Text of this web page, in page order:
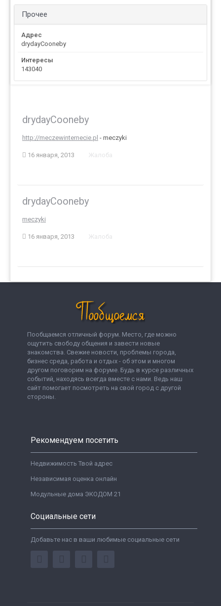
Прочее
Адрес
drydayCooneby
Интересы
143040
drydayCooneby
http://meczewinternecie.pl - meczyki
16 января, 2013 Жалоба
drydayCooneby
meczyki
16 января, 2013 Жалоба
Пообщаемся отличный форум. Место, где можно
ощутить свободу общения и завести новые
знакомства. Свежие новости, проблемы города,
бизнес среда, работа и отдых - об этом и многом
другом поговорим на форуме. Будь в курсе различных
событий, находясь всегда вместе с нами. Ведь наш
сайт помогает посмотреть на свой город с другой
стороны.
Рекомендуем посетить
Недвижимость Твой адрес
Независимая оценка онлайн
Модульные дома ЭКОДОМ 21
Социальные сети
Добавьте нас в ваши любимые социальные сети